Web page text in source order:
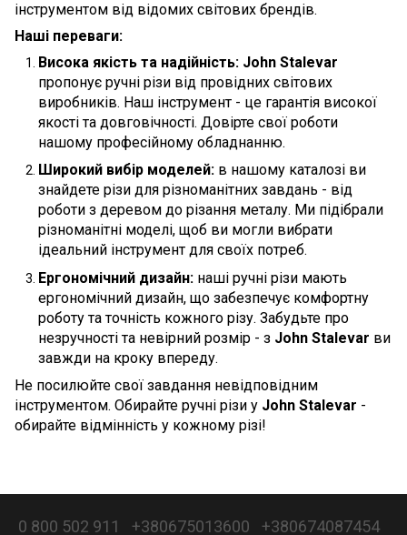
інструментом від відомих світових брендів.
Наші переваги:
Висока якість та надійність: John Stalevar
пропонує ручні різи від провідних світових
виробників. Наш інструмент - це гарантія високої
якості та довговічності. Довірте свої роботи
нашому професійному обладнанню.
Широкий вибір моделей: в нашому каталозі ви
знайдете різи для різноманітних завдань - від
роботи з деревом до різання металу. Ми підібрали
різноманітні моделі, щоб ви могли вибрати
ідеальний інструмент для своїх потреб.
Ергономічний дизайн: наші ручні різи мають
ергономічний дизайн, що забезпечує комфортну
роботу та точність кожного різу. Забудьте про
незручності та невірний розмір - з John Stalevar ви
завжди на кроку впереду.
Не посилюйте свої завдання невідповідним
інструментом. Обирайте ручні різи у John Stalevar -
обирайте відмінність у кожному різі!
0 800 502 911 +380675013600 +380674087454